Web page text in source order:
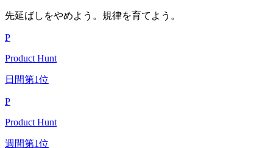
先延ばしをやめよう。規律を育てよう。
P
Product Hunt
日間第1位
P
Product Hunt
週間第1位